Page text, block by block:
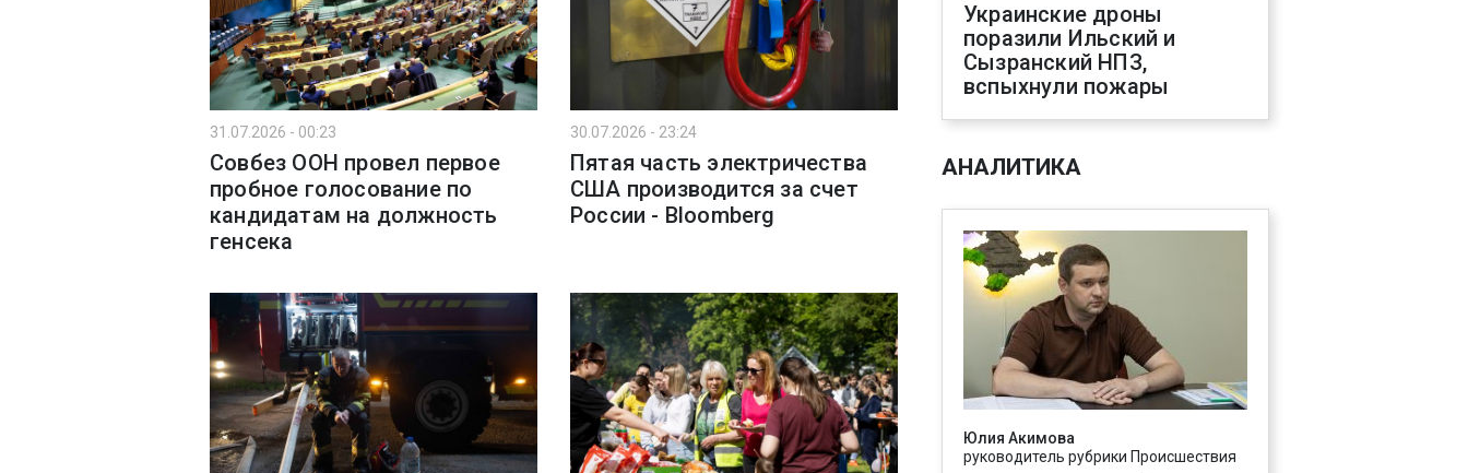
31.07.2026 - 00:23
Совбез ООН провел первое
пробное голосование по
кандидатам на должность
генсека
30.07.2026 - 23:24
Пятая часть электричества
США производится за счет
России - Bloomberg
Украинские дроны
поразили Ильский и
Сызранский НПЗ,
вспыхнули пожары
АНАЛИТИКА
Юлия Акимова
руководитель рубрики Происшествия